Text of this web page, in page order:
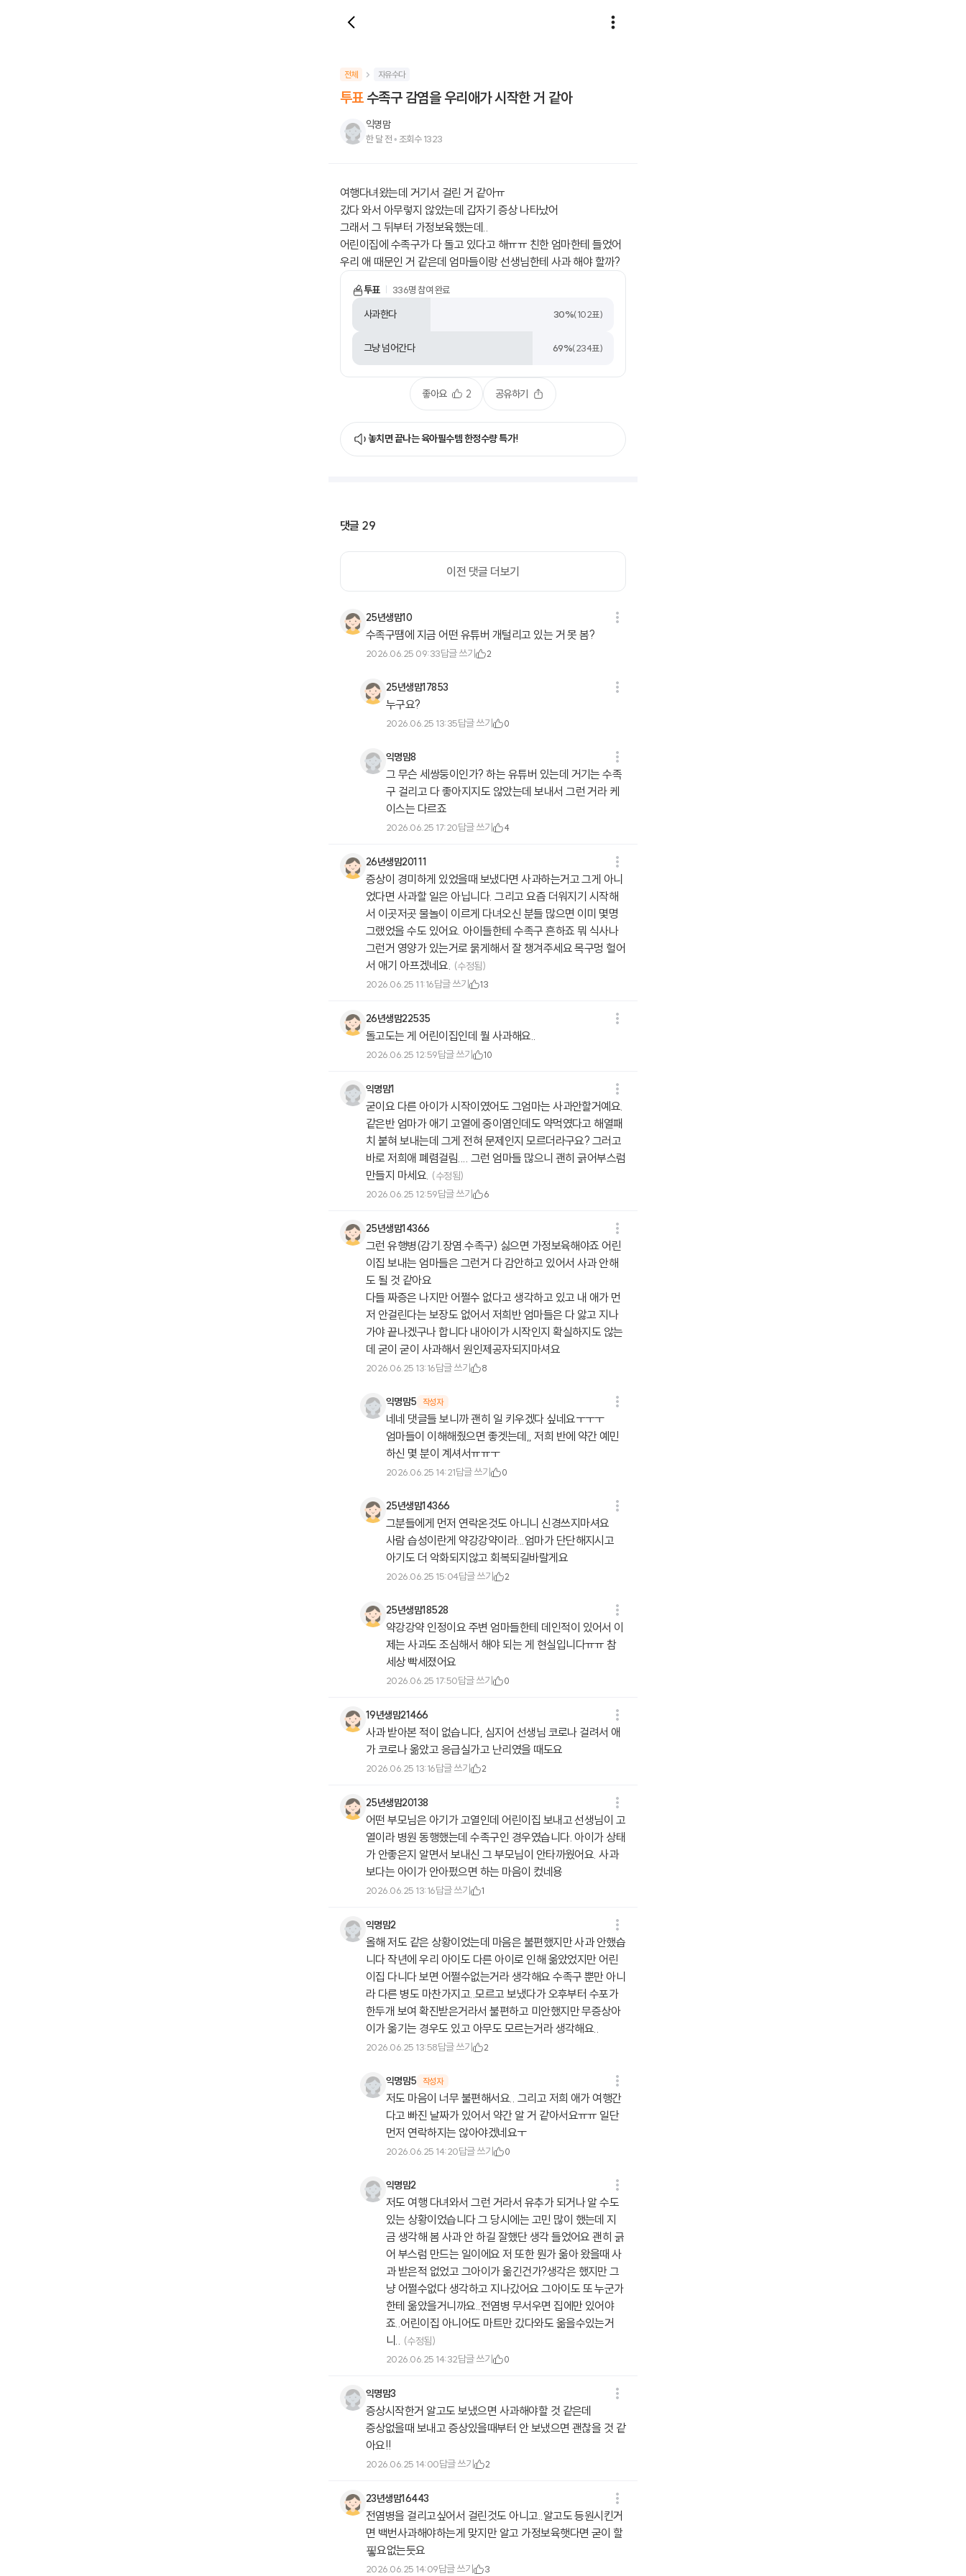
전체 자유수다
투표 수족구 감염을 우리애가 시작한 거 같아
익명맘
한 달 전• 조회수1323
여행다녀왔는데 거기서 걸린 거 같아ㅠ
갔다 와서 아무렇지 않았는데 갑자기 증상 나타났어
그래서 그 뒤부터 가정보육했는데..
어린이집에 수족구가 다 돌고 있다고 해ㅠㅠ 친한 엄마한테 들었어
우리 애 때문인 거 같은데 엄마들이랑 선생님한테 사과 해야 할까?
투표 336명 참여 완료
사과한다 30%(102표)
그냥 넘어간다 69%(234표)
좋아요 2 공유하기
놓치면 끝나는 육아필수템 한정수량 특가!
댓글 29
이전 댓글 더보기
25년생맘10
수족구땜에 지금 어떤 유튜버 개털리고 있는 거 못 봄?
2026.06.25 09:33답글 쓰기 2
25년생맘17853
누구요?
2026.06.25 13:35답글 쓰기 0
익명맘8
그 무슨 세쌍둥이인가? 하는 유튜버 있는데 거기는 수족
구 걸리고 다 좋아지지도 않았는데 보내서 그런 거라 케
이스는 다르죠
2026.06.25 17:20답글 쓰기 4
26년생맘20111
증상이 경미하게 있었을때 보냈다면 사과하는거고 그게 아니
었다면 사과할 일은 아닙니다. 그리고 요즘 더워지기 시작해
서 이곳저곳 물놀이 이르게 다녀오신 분들 많으면 이미 몇명
그랬었을 수도 있어요. 아이들한테 수족구 흔하죠 뭐 식사나
그런거 영양가 있는거로 묽게해서 잘 챙겨주세요 목구멍 헐어
서 애기 아프겠네요. (수정됨)
2026.06.25 11:16답글 쓰기 13
26년생맘22535
돌고도는 게 어린이집인데 뭘 사과해요..
2026.06.25 12:59답글 쓰기 10
익명맘1
굳이요 다른 아이가 시작이였어도 그엄마는 사과안할거예요.
같은반 엄마가 애기 고열에 중이염인데도 약먹였다고 해열패
치 붙혀 보내는데 그게 전혀 문제인지 모르더라구요? 그러고
바로 저희애 폐렴걸림.... 그런 엄마들 많으니 괜히 긁어부스럼
만들지 마세요. (수정됨)
2026.06.25 12:59답글 쓰기 6
25년생맘14366
그런 유행병(감기.장염.수족구) 싫으면 가정보육해야죠 어린
이집 보내는 엄마들은 그런거 다 감안하고 있어서 사과 안해
도 될 것 같아요
다들 짜증은 나지만 어쩔수 없다고 생각하고 있고 내 애가 먼
저 안걸린다는 보장도 없어서 저희반 엄마들은 다 앓고 지나
가야 끝나겠구나 합니다 내아이가 시작인지 확실하지도 않는
데 굳이 굳이 사과해서 원인제공자되지마셔요
2026.06.25 13:16답글 쓰기 8
익명맘5 작성자
네네 댓글들 보니까 괜히 일 키우겠다 싶네요ㅜㅜㅜ
엄마들이 이해해줬으면 좋겟는데,, 저희 반에 약간 예민
하신 몇 분이 계셔서ㅠㅠㅜ
2026.06.25 14:21답글 쓰기 0
25년생맘14366
그분들에게 먼저 연락온것도 아니니 신경쓰지마셔요
사람 습성이란게 약강강약이라...엄마가 단단해지시고
아기도 더 악화되지않고 회복되길바랄게요
2026.06.25 15:04답글 쓰기 2
25년생맘18528
약강강약 인정이요 주변 엄마들한테 데인적이 있어서 이
제는 사과도 조심해서 해야 되는 게 현실입니다ㅠㅠ 참
세상 빡세졌어요
2026.06.25 17:50답글 쓰기 0
19년생맘21466
사과 받아본 적이 없습니다, 심지어 선생님 코로나 걸려서 애
가 코로나 옮았고 응급실가고 난리였을 때도요
2026.06.25 13:16답글 쓰기 2
25년생맘20138
어떤 부모님은 아기가 고열인데 어린이집 보내고 선생님이 고
열이라 병원 동행했는데 수족구인 경우였습니다. 아이가 상태
가 안좋은지 알면서 보내신 그 부모님이 안타까웠어요. 사과
보다는 아이가 안아펐으면 하는 마음이 컸네용
2026.06.25 13:16답글 쓰기 1
익명맘2
올해 저도 같은 상황이었는데 마음은 불편했지만 사과 안했습
니다 작년에 우리 아이도 다른 아이로 인해 옮았었지만 어린
이집 다니다 보면 어쩔수없는거라 생각해요 수족구 뿐만 아니
라 다른 병도 마찬가지고..모르고 보냈다가 오후부터 수포가
한두개 보여 확진받은거라서 불편하고 미안했지만 무증상아
이가 옮기는 경우도 있고 아무도 모르는거라 생각해요..
2026.06.25 13:58답글 쓰기 2
익명맘5 작성자
저도 마음이 너무 불편해서요.. 그리고 저희 애가 여행간
다고 빠진 날짜가 있어서 약간 알 거 같아서요ㅠㅠ 일단
먼저 연락하지는 않아야겠네요ㅜ
2026.06.25 14:20답글 쓰기 0
익명맘2
저도 여행 다녀와서 그런 거라서 유추가 되거나 알 수도
있는 상황이었습니다 그 당시에는 고민 많이 했는데 지
금 생각해 봄 사과 안 하길 잘했단 생각 들었어요 괜히 긁
어 부스럼 만드는 일이에요 저 또한 뭔가 옮아 왔을때 사
과 받은적 없었고 그아이가 옮긴건가?생각은 했지만 그
냥 어쩔수없다 생각하고 지나갔어요 그아이도 또 누군가
한테 옮았을거니까요..전염병 무서우면 집에만 있어야
죠..어린이집 아니어도 마트만 갔다와도 옮을수있는거
니.. (수정됨)
2026.06.25 14:32답글 쓰기 0
익명맘3
증상시작한거 알고도 보냈으면 사과해야할 것 같은데
증상없을때 보내고 증상있을때부터 안 보냈으면 괜찮을 것 같
아요!!
2026.06.25 14:00답글 쓰기 2
23년생맘16443
전염병을 걸리고싶어서 걸린것도 아니고..알고도 등원시킨거
면 백번사과해야하는게 맞지만 알고 가정보육햇다면 굳이 할
핗요없는듯요
2026.06.25 14:09답글 쓰기 3